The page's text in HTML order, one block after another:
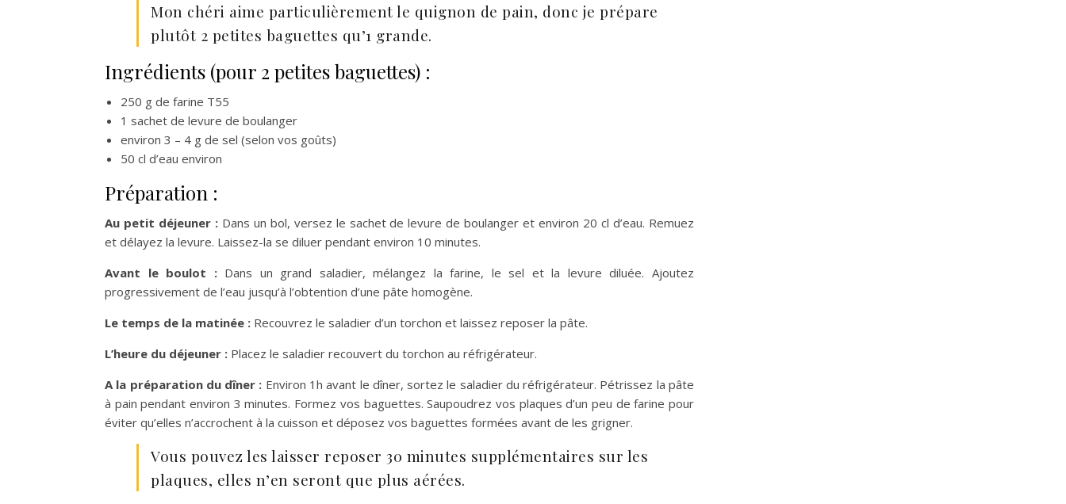
Mon chéri aime particulièrement le quignon de pain, donc je prépare
plutôt 2 petites baguettes qu’1 grande.
Ingrédients (pour 2 petites baguettes) :
250 g de farine T55
1 sachet de levure de boulanger
environ 3 – 4 g de sel (selon vos goûts)
50 cl d’eau environ
Préparation :
Au petit déjeuner : Dans un bol, versez le sachet de levure de boulanger et environ 20 cl d’eau. Remuez
et délayez la levure. Laissez-la se diluer pendant environ 10 minutes.
Avant le boulot : Dans un grand saladier, mélangez la farine, le sel et la levure diluée. Ajoutez
progressivement de l’eau jusqu’à l’obtention d’une pâte homogène.
Le temps de la matinée : Recouvrez le saladier d’un torchon et laissez reposer la pâte.
L’heure du déjeuner : Placez le saladier recouvert du torchon au réfrigérateur.
A la préparation du dîner : Environ 1h avant le dîner, sortez le saladier du réfrigérateur. Pétrissez la pâte
à pain pendant environ 3 minutes. Formez vos baguettes. Saupoudrez vos plaques d’un peu de farine pour
éviter qu’elles n’accrochent à la cuisson et déposez vos baguettes formées avant de les grigner.
Vous pouvez les laisser reposer 30 minutes supplémentaires sur les
plaques, elles n’en seront que plus aérées.